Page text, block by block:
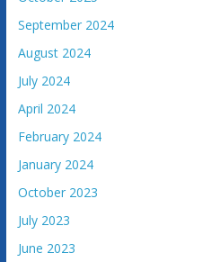
e
r
a
c
j
e
B
s
n
September 2024
August 2024
July 2024
April 2024
February 2024
January 2024
October 2023
July 2023
June 2023